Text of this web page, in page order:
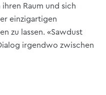
Raum und sich
einzigartigen
zu lassen. «Sawdust
irgendwo zwischen